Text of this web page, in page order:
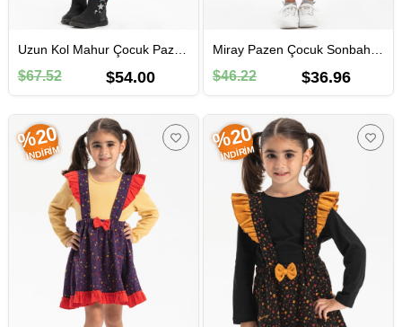
Uzun Kol Mahur Çocuk Pazen Sonbahar ve Kışlık Elbise Siyah Syh
$54.00
$67.52 $36.96
$46.22
%20
İNDIRIM %20
İNDIRIM